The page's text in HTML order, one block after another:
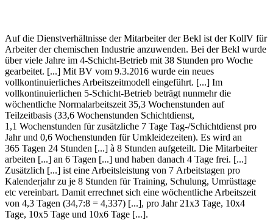
Auf die Dienstverhältnisse der Mitarbeiter der Bekl ist der KollV für
Arbeiter der chemischen Industrie anzuwenden. Bei der Bekl wurde
über viele Jahre im 4-Schicht-Betrieb mit 38 Stunden pro Woche
gearbeitet. [...] Mit BV vom 9.3.2016 wurde ein neues
vollkontinuierliches Arbeitszeitmodell eingeführt. [...] Im
vollkontinuierlichen 5-Schicht-Betrieb beträgt nunmehr die
wöchentliche Normalarbeitszeit 35,3 Wochenstunden auf
Teilzeitbasis (33,6 Wochenstunden Schichtdienst,
1,1 Wochenstunden für zusätzliche 7 Tage Tag-/Schichtdienst pro
Jahr und 0,6 Wochenstunden für Umkleidezeiten). Es wird an
365 Tagen 24 Stunden [...] à 8 Stunden aufgeteilt. Die Mitarbeiter
arbeiten [...] an 6 Tagen [...] und haben danach 4 Tage frei. [...]
Zusätzlich [...] ist eine Arbeitsleistung von 7 Arbeitstagen pro
Kalenderjahr zu je 8 Stunden für Training, Schulung, Umrüsttage
etc vereinbart. Damit errechnet sich eine wöchentliche Arbeitszeit
von 4,3 Tagen (34,7:8 = 4,337) [...], pro Jahr 21x3 Tage, 10x4
Tage, 10x5 Tage und 10x6 Tage [...].